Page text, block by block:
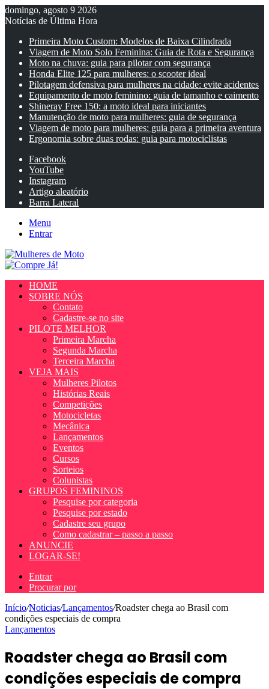
domingo, agosto 9 2026
Notícias de Última Hora
Primeira Moto Custom: Modelos de Baixa Cilindrada
Viagem de Moto Solo Feminina: Guia de Rota e Segurança
Moto na chuva: guia para pilotar com segurança
Honda Elite 125 para mulheres: o scooter ideal
Pilotagem defensiva para mulheres na cidade: evite acidentes
Equipamento de moto feminino: guia de tamanho e caimento
Shineray Free 150: a moto ideal para iniciantes
Manutenção de moto para mulheres: guia de segurança
Viagem de moto para mulheres: guia para a primeira aventura
Ergonomia sobre duas rodas: guia para motociclistas
Facebook
YouTube
Instagram
Artigo aleatório
Barra Lateral
Menu
Entrar
HOME
SOBRE NÓS
Contato
Cadastre-se no site
PILOTE MELHOR
Primeira Marcha
Segunda Marcha
Terceira Marcha
VEJA MAIS
Mulheres Pilotos
Histórias Reais
Competições
Motocicletas
Mecânica
Lançamentos
Eventos
Cursos
Sorteios
Colunistas
GRUPOS FEMININOS
Pesquise por categoria
Pesquise por estado
Cadastre seu grupo
Como cadastrar – passo a passo
ANUNCIE
LOGAR-SE!
Entrar
Procurar por
Início/Noticias/Lançamentos/Roadster chega ao Brasil com
condições especiais de compra
Lançamentos
Roadster chega ao Brasil com
condições especiais de compra